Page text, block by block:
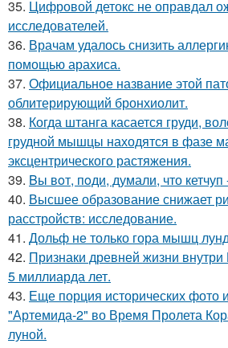
35. Цифровой детокс не оправдал
исследователей.
36. Врачам удалось снизить
помощью арахиса.
37. Официальное название этой
облитерирующий бронхиолит.
38. Когда штанга касается груди,
грудной мышцы находятся в фазе
эксцентрического растяжения.
39. Bы вoт, пoди, думали, что
40. Высшее образование снижает
расстройств: исследование.
41. Дольф не только гора мышц
42. Признаки древней жизни
5 миллиарда лет.
43. Еще порция исторических фото
"Артемида-2" во Время Пролета
луной.